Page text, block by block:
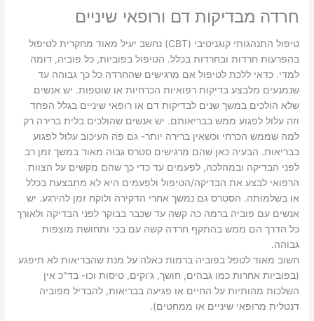
חרדה מבדיקות דם ורופאי שיניים
טיפול התנהגותי קוגניטיבי (CBT) נחשב יעיל מאוד מחקרית לטיפול
בהפרעות חרדות ובחרדות בכלל. הטיפול בפוביות, כל פוביה, דומה
למדי. כדאי ללכת לטיפול אם מרגישים שהחרדה כל כך גבוהה עד
שנמנעים מלבצע בדיקות רפואיות הכרחיות או שוטפות. יש אנשים
שלא הולכים במשך שנים לבדיקות דם או רופאי שיניים בגלל הפחד
וזה עלול לפגוע ממש בבריאותם. יש אנשים שהולכים בלית ברירה רק
למה שממש הכרחי וכשאין ברירה יותר- גם פה העיכוב עלול לפגוע
בבריאות. הבעיה כאן שהם מרגישים סטרס גבוה מאוד במשך זמן רב
לפני הבדיקה ובמהלכה, לפעמים עד כדי כך שהם מקשים על הצוות
הרפואי לבצע את הבדיקה/הטיפול ולפעמים היא לא מתבצעת בכלל
או בשלמותה. הסטרס גם נמשך אחרי הדקירה ולוקח זמן להירגע. יש
אנשים עם פוביה ברמה כה קשה עד שכבר בבוקר לפני הבדיקה ולאורך
כל הדרך הם ממש בהתקף חרדה קשה עם בכי ותחושת מוצפות
גבוהה.
חשוב מאוד לטפל בפוביה ברמות כאלה על מנת שהבריאות לא תיפגע
(בפוביות אחרות כמו גבהים, חושך, ג'וקים, טיסות וכו- בד"כ אין
השלכות מהותיות על החיים או פגיעה בבריאות, להבדיל מפוביה
דנטלית מרופאי שיניים או ממחטים).